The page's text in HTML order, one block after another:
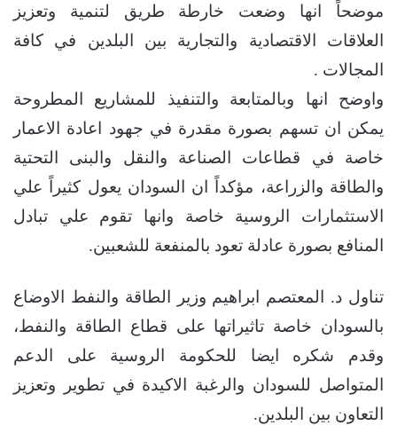
موضحاً انها وضعت خارطة طريق لتنمية وتعزيز
العلاقات الاقتصادية والتجارية بين البلدين في كافة
المجالات .
واوضح انها وبالمتابعة والتنفيذ للمشاريع المطروحة
يمكن ان تسهم بصورة مقدرة في جهود اعادة الاعمار
خاصة في قطاعات الصناعة والنقل والبنى التحتية
والطاقة والزراعة، مؤكداً ان السودان يعول كثيراً علي
الاستثمارات الروسية خاصة وانها تقوم علي تبادل
المنافع بصورة عادلة تعود بالمنفعة للشعبين.
تناول د. المعتصم ابراهيم وزير الطاقة والنفط الاوضاع
بالسودان خاصة تاثيراتها على قطاع الطاقة والنفط،
وقدم شكره ايضا للحكومة الروسية على الدعم
المتواصل للسودان والرغبة الاكيدة في تطوير وتعزيز
التعاون بين البلدين.